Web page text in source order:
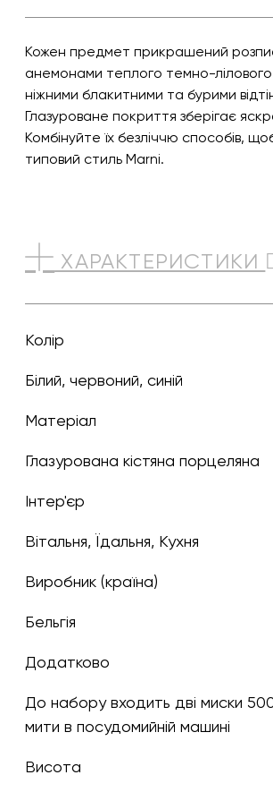
Кожен предмет прикрашений
анемонами теплого темно-лілового
ніжними блакитними та бурими
Глазуроване покриття зберігає
Комбінуйте їх безліччю способів,
типовий стиль Marni.
ХАРАКТЕРИСТИКИ
Колір
білий, червоний, синій
Матеріал
глазурована кістяна порцеляна
Інтер'єр
Вітальня, Їдальня, Кухня
Виробник (країна)
Бельгія
Додатково
До набору входить дві миски 500 мл. Можна
мити в посудомийній машині
Висота